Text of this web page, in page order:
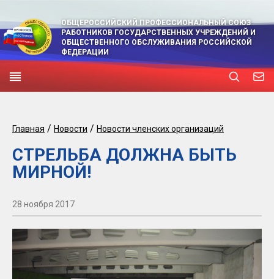
ОБЩЕРОССИЙСКИЙ ПРОФЕССИОНАЛЬНЫЙ СОЮЗ
РАБОТНИКОВ ГОСУДАРСТВЕННЫХ УЧРЕЖДЕНИЙ И
ОБЩЕСТВЕННОГО ОБСЛУЖИВАНИЯ РОССИЙСКОЙ
ФЕДЕРАЦИИ
Главная / Новости / Новости членских организаций
СТРЕЛЬБА ДОЛЖНА БЫТЬ
МИРНОЙ!
28 ноября 2017